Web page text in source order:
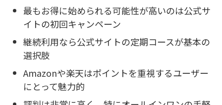
最もお得に始められる可能性が高いのは公式サ
イトの初回キャンペーン
継続利用なら公式サイトの定期コースが基本の
選択肢
Amazonや楽天はポイントを重視するユーザー
にとって魅力的